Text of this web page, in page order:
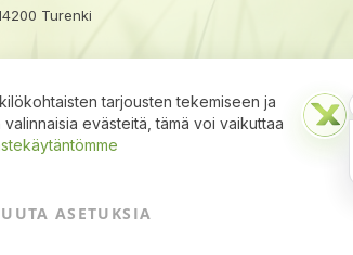
Turenki
tarjousten tekemiseen ja
evästeitä, tämä voi vaikuttaa
ASETUKSIA